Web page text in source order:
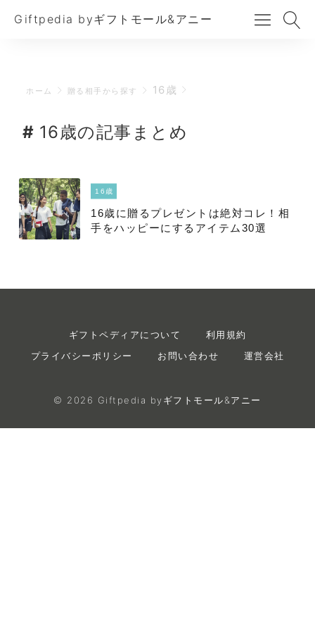
Giftpedia byギフトモール&アニー
ホーム 贈る相手から探す 16歳
16歳の記事まとめ
16歳
16歳に贈るプレゼントは絶対コレ！相
手をハッピーにするアイテム30選
ギフトペディアについて
利用規約
プライバシーポリシー
お問い合わせ 運営会社
© 2026 Giftpedia byギフトモール&アニー